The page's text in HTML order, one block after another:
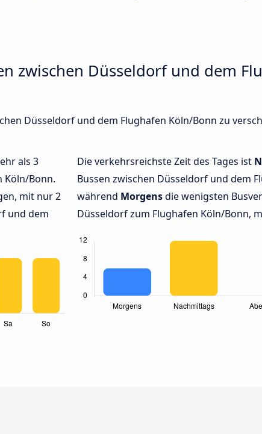
zwischen Düsseldorf und dem
Düsseldorf und dem Flughafen Köln/Bonn zu
als 3
Köln/Bonn.
mit nur 2
und dem
Die verkehrsreichste Zeit des Tages ist
Bussen zwischen Düsseldorf und dem
während Morgensdie wenigsten
Düsseldorf zum Flughafen Köln/Bonn,